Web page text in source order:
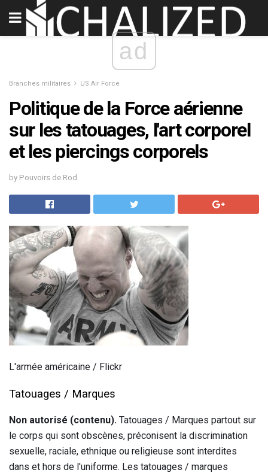
ad
Branches militaires US Air Force
Politique de la Force aérienne
sur les tatouages, l'art corporel
et les piercings corporels
by Pouvoirs de Rod
L'armée américaine / Flickr
Tatouages ​​/ Marques
Non autorisé (contenu). Tatouages ​​/ Marques partout sur
le corps qui sont obscènes, préconisent la discrimination
sexuelle, raciale, ethnique ou religieuse sont interdites
dans et hors de l'uniforme. Les tatouages ​​/ marques